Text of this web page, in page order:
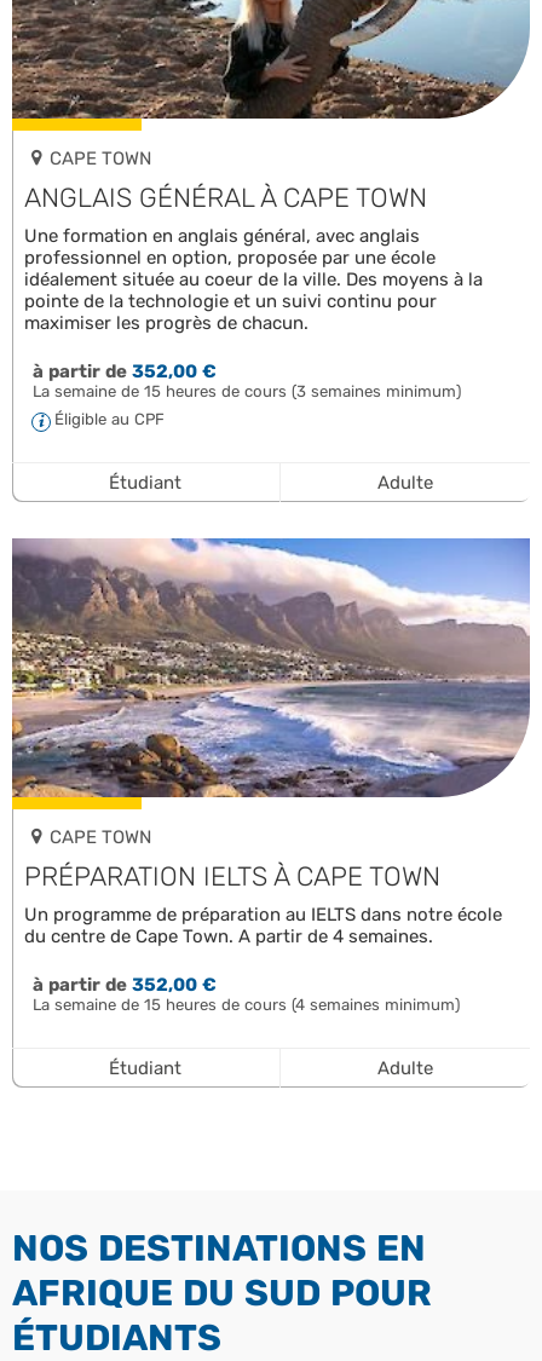
CAPE TOWN
ANGLAIS GÉNÉRAL À CAPE TOWN
Une formation en anglais général, avec anglais
professionnel en option, proposée par une école
idéalement située au coeur de la ville. Des moyens à la
pointe de la technologie et un suivi continu pour
maximiser les progrès de chacun.
à partir de352,00 €
La semaine de 15 heures de cours (3 semaines minimum)
Éligible au CPF
Étudiant Adulte
CAPE TOWN
PRÉPARATION IELTS À CAPE TOWN
Un programme de préparation au IELTS dans notre école
du centre de Cape Town. A partir de 4 semaines.
à partir de352,00 €
La semaine de 15 heures de cours (4 semaines minimum)
Étudiant Adulte
NOS DESTINATIONS EN
AFRIQUE DU SUD POUR
ÉTUDIANTS